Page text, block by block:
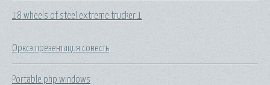
18 wheels of steel extreme trucker 1
Орксэ презентация совесть
Portable php windows